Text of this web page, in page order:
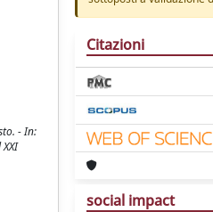
- In:
Citazioni
social impact